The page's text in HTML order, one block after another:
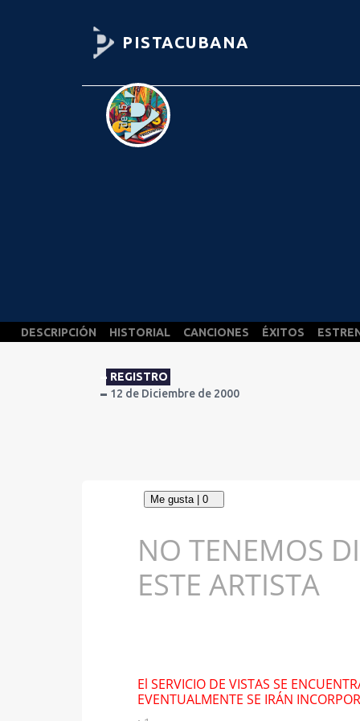
PISTACUBANA
DESCRIPCIÓN HISTORIAL CANCIONES ÉXITOS
REGISTRO
12 de Diciembre de 2000
NO TENEMOS
ESTE ARTISTA
El SERVICIO DE VISTAS SE
EVENTUALMENTE SE IRÁN